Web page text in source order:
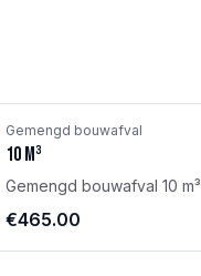
Gemengd bouwafval
10m³
Gemengd bouwafval 10 m³
€465.00